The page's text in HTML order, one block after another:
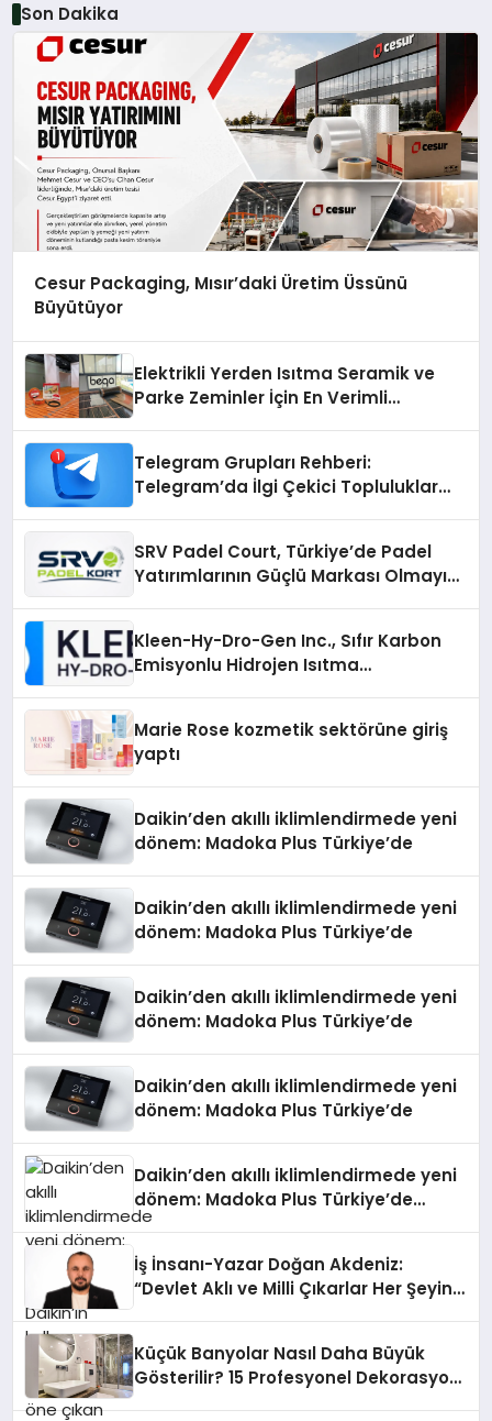
Son Dakika
Cesur Packaging, Mısır’daki Üretim Üssünü
Büyütüyor
Elektrikli Yerden Isıtma Seramik ve
Parke Zeminler İçin En Verimli
Telegram Grupları Rehberi:
Telegram’da İlgi Çekici Topluluklar
SRV Padel Court, Türkiye’de Padel
Yatırımlarının Güçlü Markası Olmayı
Kleen-Hy-Dro-Gen Inc., Sıfır Karbon
Emisyonlu Hidrojen Isıtma
Marie Rose kozmetik sektörüne giriş
yaptı
Daikin’den akıllı iklimlendirmede yeni
dönem: Madoka Plus Türkiye’de
Daikin’den akıllı iklimlendirmede yeni
dönem: Madoka Plus Türkiye’de
Daikin’den akıllı iklimlendirmede yeni
dönem: Madoka Plus Türkiye’de
Daikin’den akıllı iklimlendirmede yeni
dönem: Madoka Plus Türkiye’de
Daikin’den akıllı iklimlendirmede yeni
dönem: Madoka Plus Türkiye’de
Daikin’in kullanıcı dostu tasarımıyla
teknolojilerle donatılmış son modeli
VRV kontrol ünitesi Madoka Plus
Türkiye’de satışa sunuldu. Tam
dokunmatik ekranı, mobil uygulama
desteği ve akıllı sensör entegrasyonu
sayesinde iklimlendirme sistemlerinin
İş İnsanı-Yazar Doğan Akdeniz:
“Devlet Aklı ve Milli Çıkarlar Her Şeyin
Küçük Banyolar Nasıl Daha Büyük
Gösterilir? 15 Profesyonel Dekorasyon